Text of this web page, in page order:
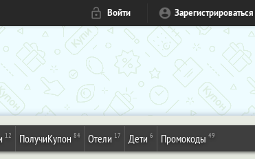
Войти Зарегистрироваться
12 ПолучиКупон 84 Отели 17 Дети 6 Промокоды 49